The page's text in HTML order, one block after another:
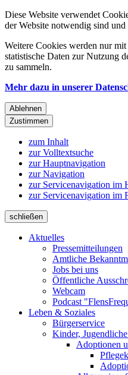
Diese Website verwendet
der Website notwendig sind und
Weitere Cookies werden nur
statistische Daten zur Nutzung
zu sammeln.
Mehr dazu in unserer
Ablehnen
Zustimmen
zum Inhalt
zur Volltextsuche
zur Hauptnavigation
zur Navigation
zur Servicenavigation im
zur Servicenavigation im
schließen
Aktuelles
Pressemitteilungen
Amtliche
Jobs bei uns
Öffentliche
Webcam
Podcast
Leben & Soziales
Bürgerservice
Kinder,
Adoptionen